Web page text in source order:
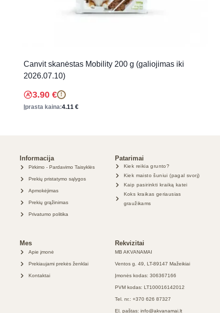
Canvit skanėstas Mobility 200 g (galiojimas iki
2026.07.10)
3.90 € !
Įprasta kaina:4.11 €
Informacija
Pirkimo - Pardavimo Taisyklės
Prekių pristatymo sąlygos
Apmokėjimas
Prekių grąžinimas
Privatumo politika
Patarimai
Kiek reikia grunto?
Kiek maisto šuniui (pagal svorį)
Kaip pasirinkti kraiką katei
Koks kraikas geriausias
graužikams
Mes
Apie įmonė
Prekiaujami prekės ženklai
Kontaktai
Rekvizitai
MB AKVANAMAI
Ventos g. 49, LT-89147 Mažeikiai
Įmonės kodas: 306367166
PVM kodas: LT100016142012
Tel. nr.: +370 626 87327
El. paštas: info@akvanamai.lt